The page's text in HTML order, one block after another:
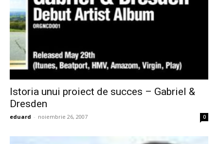
Istoria unui proiect de succes – Gabriel &
Dresden
eduard - noiembrie 26, 2007 0